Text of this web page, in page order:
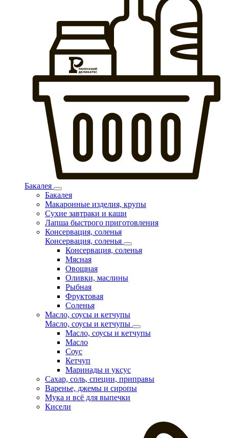
Бакалея
Бакалея
Макаронные изделия, крупы
Сухие завтраки и каши
Лапша быстрого приготовления
Консервация, соленья
Консервация, соленья
Консервация, соленья
Мясная
Овощная
Оливки, маслины
Рыбная
Фруктовая
Соленья
Масло, соусы и кетчупы
Масло, соусы и кетчупы
Масло, соусы и кетчупы
Масло
Соус
Кетчуп
Маринады и уксус
Сахар, соль, специи, приправы
Варенье, джемы и сиропы
Мука и всё для выпечки
Кисели